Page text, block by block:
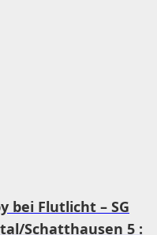
bei Flutlicht – SG
Schatthausen 5 :